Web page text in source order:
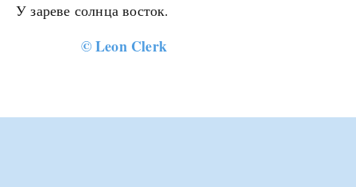
У зареве солнца восток.
©Leon Clerk